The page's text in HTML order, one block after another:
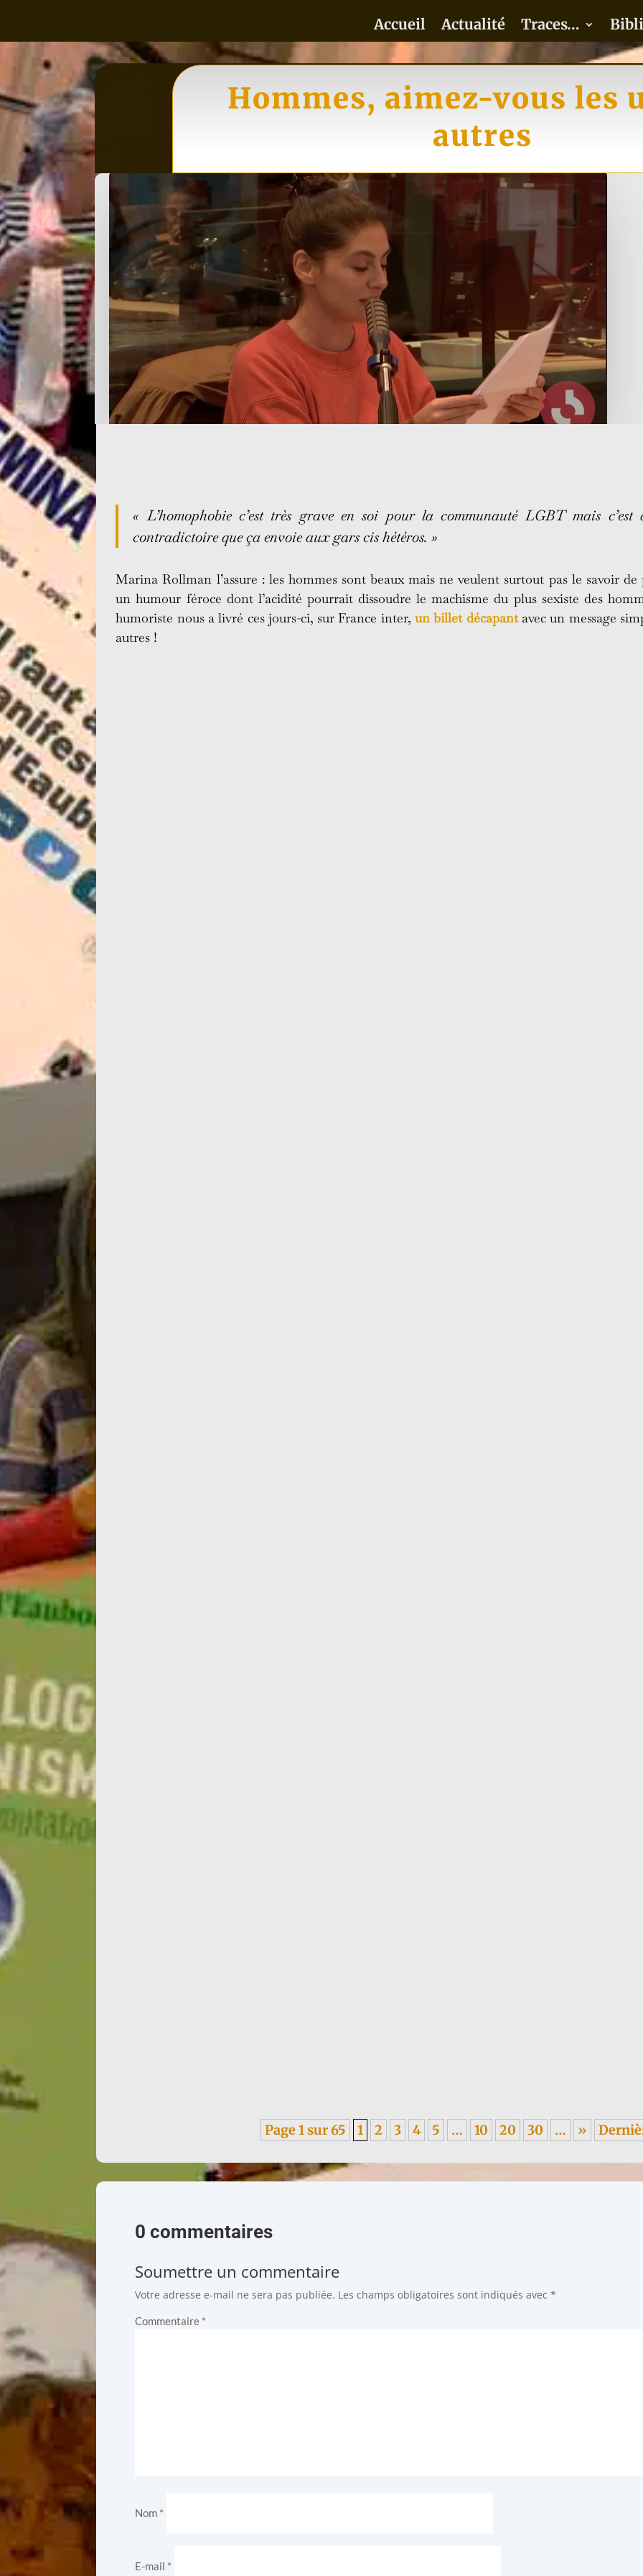
Accueil Actualité Traces…
Hommes, aimez-vous les
autres
« L’homophobie c’est très grave en soi pour la communauté LGBT mais
contradictoire que ça envoie aux gars cis hétéros. »
Marina Rollman l’assure : les hommes sont beaux mais ne veulent surtout pas le savoir de
un humour féroce dont l’acidité pourrait dissoudre le machisme du plus sexiste des
humoriste nous a livré ces jours-ci, sur France inter, un billet décapantavec un message
autres !
Page 1 sur 65 1 2 3 4 5 … 10 20 30 … »
0 commentaires
Soumettre un commentaire
Votre adresse e-mail ne sera pas publiée. Les champs obligatoires sont indiqués avec*
Commentaire *
Nom *
E-mail *